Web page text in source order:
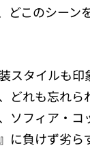
どこのシーン
スタイルも印
どれも忘れら
ソフィア・コ
に負けず劣ら